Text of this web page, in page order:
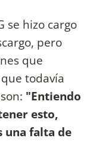
se hizo cargo
pero
que
todavía
"Entiendo
esto,
una falta de